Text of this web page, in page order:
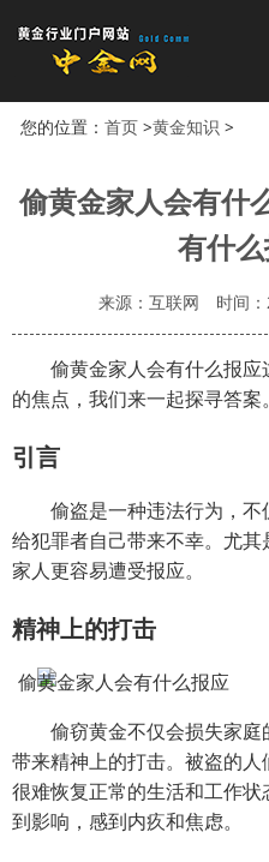
您的位置： 首页>黄金知识 >
偷黄金家人会有什
有什
来源：互联网 时间
偷黄金家人会有什么报
的焦点，我们来一起探寻答案。
引言
偷盗是一种违法行为，
给犯罪者自己带来不幸。尤其
家人更容易遭受报应。
精神上的打击
偷窃黄金不仅会损失家
带来精神上的打击。被盗的
很难恢复正常的生活和工作
到影响，感到内疚和焦虑。